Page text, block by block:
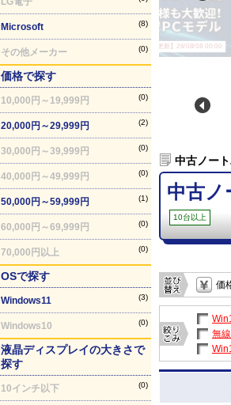
Microsoft (8)
その他メーカー (0)
価格で探す
10,000円～19,999円 (0)
20,000円～29,999円 (2)
30,000円～39,999円 (0)
40,000円～49,999円 (0)
50,000円～59,999円 (1)
60,000円～69,999円 (0)
70,000円以上 (0)
OSで探す
Windows11 (3)
Windows10 (0)
液晶ディスプレイの大きさで
探す
10インチ以下 (0)
【最終更新】26/08/08 00:00
中古ノー
中古
10台以上
価
無